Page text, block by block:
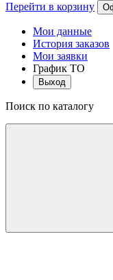
Перейти в корзину
Мои данные
История заказов
Мои заявки
График ТО
Выход
Поиск по каталогу